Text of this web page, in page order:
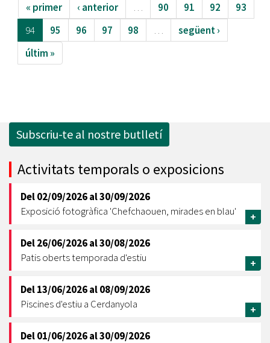
« primer ‹ anterior … 90 91 92
93
94
95 96 97 98 …
següent ›
últim »
Subscriu-te al nostre butlletí
Activitats temporals o exposicions
Del02/09/2026al30/09/2026
Exposició fotogràfica 'Chefchaouen, mirades en blau'
+
Del26/06/2026al30/08/2026
Patis oberts temporada d'estiu
+
Del13/06/2026al08/09/2026
Piscines d'estiu a Cerdanyola
+
Del01/06/2026al30/09/2026